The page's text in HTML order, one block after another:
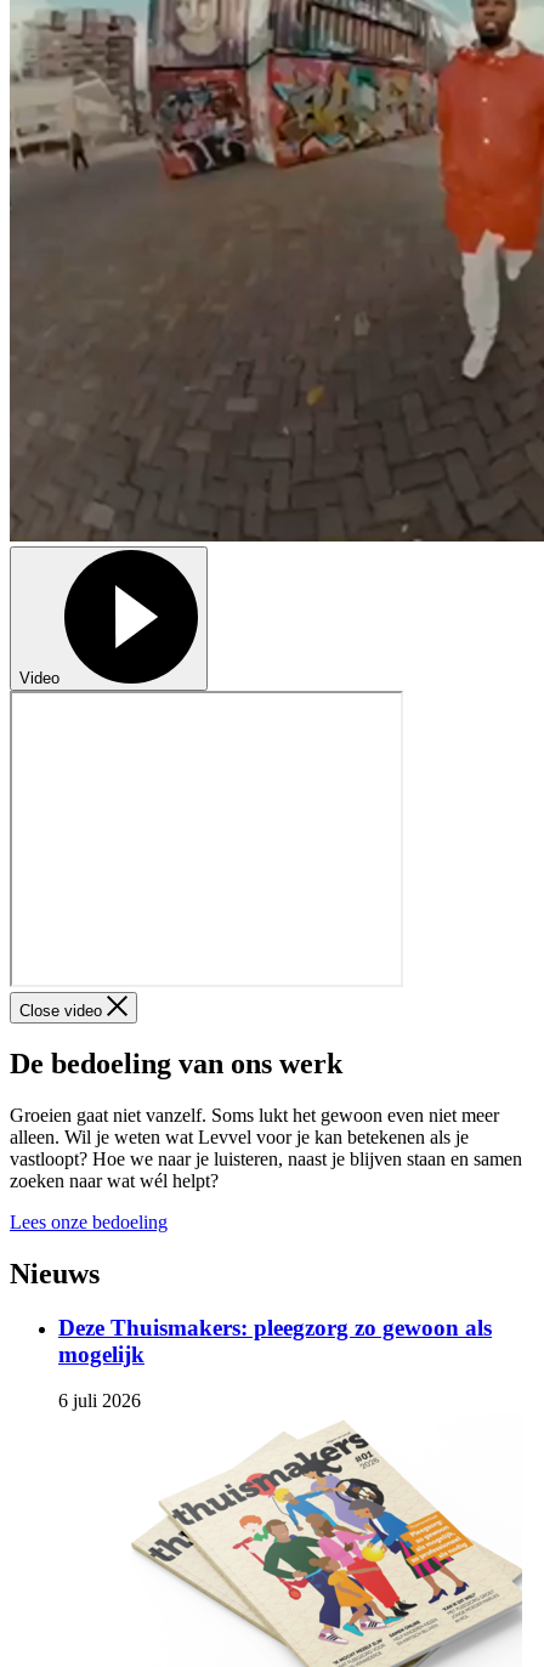
Video
Close video
De bedoeling van ons werk
Groeien gaat niet vanzelf. Soms lukt het gewoon even niet meer
alleen. Wil je weten wat Levvel voor je kan betekenen als je
vastloopt? Hoe we naar je luisteren, naast je blijven staan en samen
zoeken naar wat wél helpt?
Lees onze bedoeling
Nieuws
Deze Thuismakers: pleegzorg zo gewoon als
mogelijk
6 juli 2026